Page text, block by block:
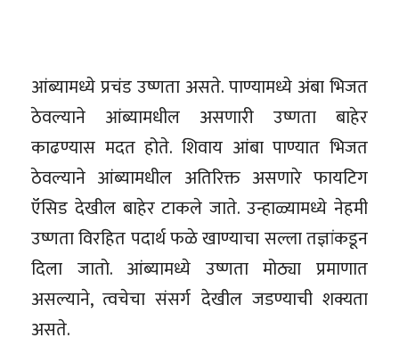
आंब्यामध्ये प्रचंड उष्णता असते. पाण्यामध्ये अंबा भिजत
ठेवल्याने आंब्यामधील असणारी उष्णता बाहेर
काढण्यास मदत होते. शिवाय आंबा पाण्यात भिजत
ठेवल्याने आंब्यामधील अतिरिक्त असणारे फायटिग
ऍसिड देखील बाहेर टाकले जाते. उन्हाळ्यामध्ये नेहमी
उष्णता विरहित पदार्थ फळे खाण्याचा सल्ला तज्ञांकडून
दिला जातो. आंब्यामध्ये उष्णता मोठ्या प्रमाणात
असल्याने, त्वचेचा संसर्ग देखील जडण्याची शक्यता
असते.